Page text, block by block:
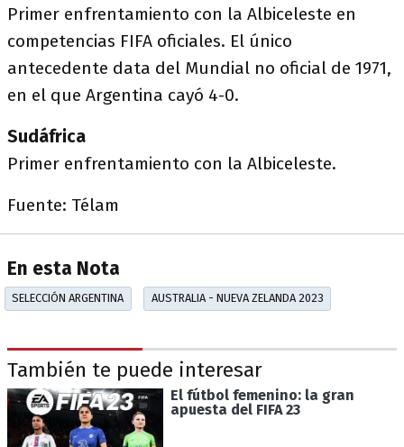
Primer enfrentamiento con la Albiceleste en
competencias FIFA oficiales. El único
antecedente data del Mundial no oficial de 1971,
en el que Argentina cayó 4-0.
Sudáfrica
Primer enfrentamiento con la Albiceleste.
Fuente: Télam
En esta Nota
SELECCIÓN ARGENTINA AUSTRALIA - NUEVA ZELANDA 2023
También te puede interesar
El fútbol femenino: la gran
apuesta del FIFA 23